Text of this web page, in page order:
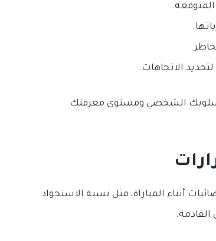
المتوقعة.
لتحديد الاتجاهات.
أسلوبك الشخصي ومستوى معرفتك
أثناء المباراة، مثل نسبة الاستحواذ